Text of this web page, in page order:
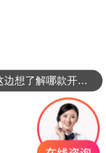
您这边想了解哪款开关？